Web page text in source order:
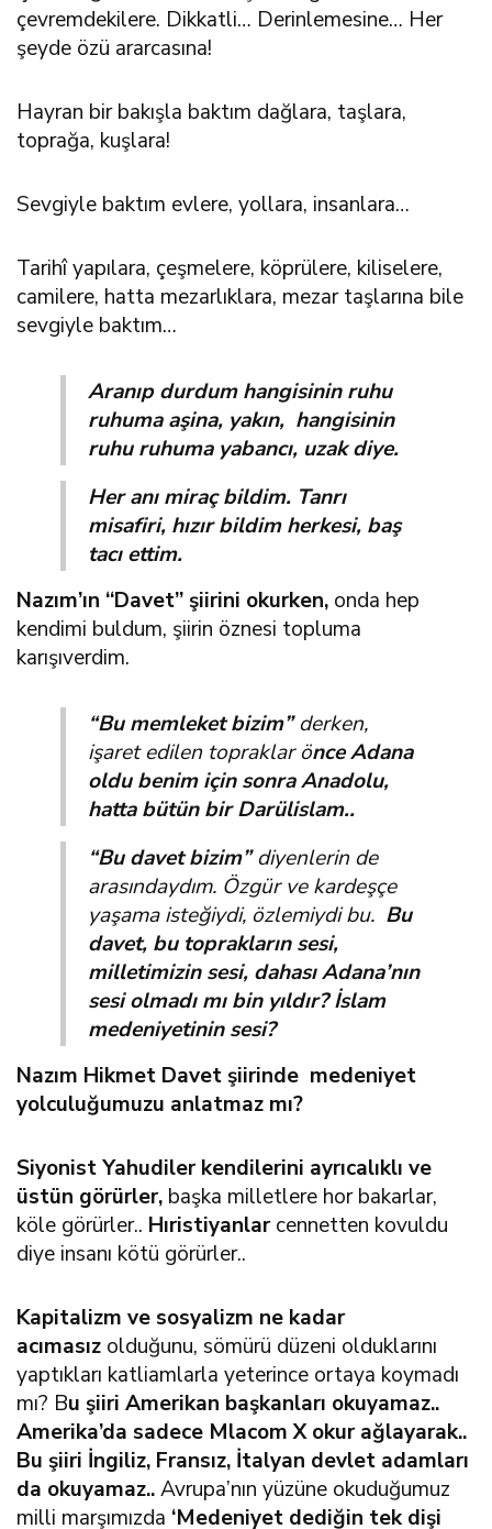
çevremdekilere. Dikkatli… Derinlemesine… Her
şeyde özü ararcasına!
Hayran bir bakışla baktım dağlara, taşlara,
toprağa, kuşlara!
Sevgiyle baktım evlere, yollara, insanlara…
Tarihî yapılara, çeşmelere, köprülere, kiliselere,
camilere, hatta mezarlıklara, mezar taşlarına bile
sevgiyle baktım…
Aranıp durdum hangisinin ruhu
ruhuma aşina, yakın, hangisinin
ruhu ruhuma yabancı, uzak diye.
Her anı miraç bildim. Tanrı
misafiri, hızır bildim herkesi, baş
tacı ettim.
Nazım’ın “Davet” şiirini okurken, onda hep
kendimi buldum, şiirin öznesi topluma
karışıverdim.
“Bu memleket bizim”derken,
işaret edilen topraklar önce Adana
oldu benim için sonra Anadolu,
hatta bütün bir Darülislam..
“Bu davet bizim”diyenlerin de
arasındaydım. Özgür ve kardeşçe
yaşama isteğiydi, özlemiydi bu. Bu
davet, bu toprakların sesi,
milletimizin sesi, dahası Adana’nın
sesi olmadı mı bin yıldır? İslam
medeniyetinin sesi?
Nazım Hikmet Davet şiirinde medeniyet
yolculuğumuzu anlatmaz mı?
Siyonist Yahudiler kendilerini ayrıcalıklı ve
üstün görürler, başka milletlere hor bakarlar,
köle görürler.. Hıristiyanlarcennetten kovuldu
diye insanı kötü görürler..
Kapitalizm ve sosyalizm ne kadar
acımasız olduğunu, sömürü düzeni olduklarını
yaptıkları katliamlarla yeterince ortaya koymadı
mı? Bu şiiri Amerikan başkanları okuyamaz..
Amerika’da sadece Mlacom X okur ağlayarak..
Bu şiiri İngiliz, Fransız, İtalyan devlet adamları
da okuyamaz..Avrupa’nın yüzüne okuduğumuz
milli marşımızda ‘Medeniyet dediğin tek dişi